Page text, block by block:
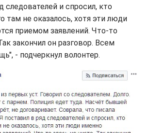
следователей и спросил, кто
там не оказалось, хотя эти люди
приемом заявлений. Что-то
закончил он разговор. Всем
- подчеркнул волонтер.